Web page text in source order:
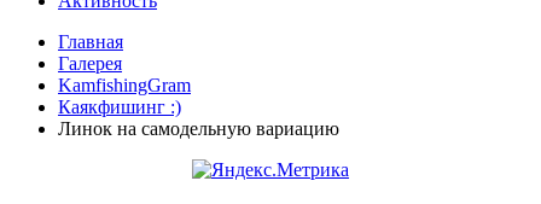
Главная
Галерея
KamfishingGram
Каякфишинг :)
Линок на самодельную вариацию